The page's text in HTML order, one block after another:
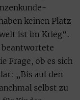
keinen Platz
ist im Krieg“.
Frage, ob es sich
„Bis auf den
selbst zu